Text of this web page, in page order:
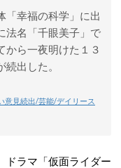
「幸福の科学」に出
法名「千眼美子」で
から一夜明けた１３
出した。
意見続出/芸能/デイリース
ドラマ「仮面ライダー